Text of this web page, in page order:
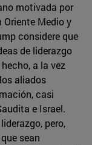
motivada por
Oriente Medio y
considere que
de liderazgo
a la vez
aliados
casi
e Israel.
pero,
sean